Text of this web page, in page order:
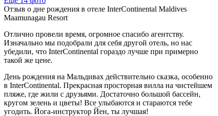
Отзыв о дне рождения в отеле InterContinental Maldives
Maamunagau Resort
Отлично провели время, огромное спасибо агентству.
Изначально мы подобрали для себя другой отель, но нас
убедили, что InterContinental гораздо лучше при примерно
такой же цене.
День рождения на Мальдивах действительно сказка, особенно
в InterContinental. Прекрасная просторная вилла на чистейшем
пляже, где жили с друзьями. Достаточно большой бассейн,
кругом зелень и цветы! Все улыбаются и стараются тебе
угодить. Йога-инструктор Йен, ты лучшая!